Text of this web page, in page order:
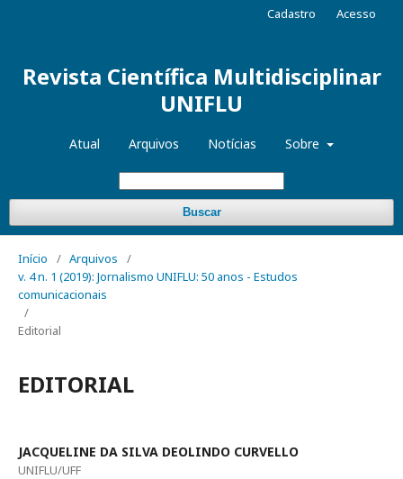
Revista Científica Multidisciplinar
UNIFLU
Atual Arquivos Notícias Sobre
Buscar
Cadastro Acesso
Início / Arquivos
/
v. 4 n. 1 (2019): Jornalismo UNIFLU: 50 anos - Estudos
comunicacionais
/
Editorial
EDITORIAL
JACQUELINE DA SILVA DEOLINDO CURVELLO
UNIFLU/UFF